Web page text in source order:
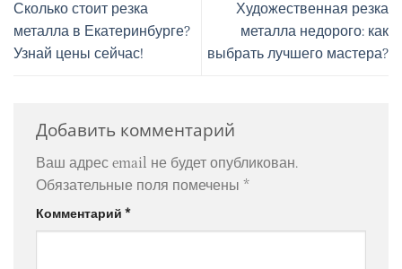
Сколько стоит резка
металла в Екатеринбурге?
Узнай цены сейчас!
Художественная резка
металла недорого: как
выбрать лучшего мастера?
Добавить комментарий
Ваш адрес email не будет опубликован.
Обязательные поля помечены *
Комментарий *